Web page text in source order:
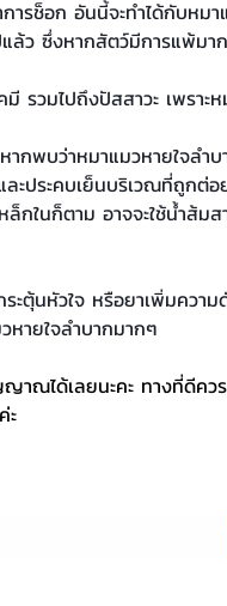
ว ซึ่งหากสัตว์มีการแพ้มา
รวมไปถึงปัสสาวะ เพรา
ากพบว่าหมาแมวหายใจลำบ
ะประคบเย็นบริเวณที่ถูกต่อ
ล็กในก็ตาม อาจจะใช้น้ำส้
ะตุ้นหัวใจ หรือยาเพิ่มความ
ายใจลำบากมากๆ
ณได้เลยนะคะ ทางที่ดีค
ะ